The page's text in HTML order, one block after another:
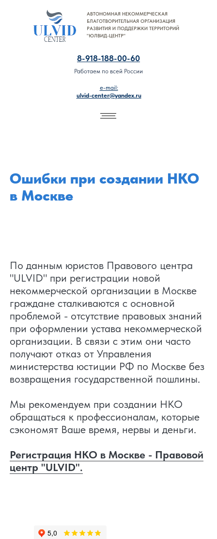
АВТОНОМНАЯ НЕКОММЕРЧЕСКАЯ
БЛАГОТВОРИТЕЛЬНАЯ ОРГАНИЗАЦИЯ
РАЗВИТИЯ И ПОДДЕРЖКИ ТЕРРИТОРИЙ
"ЮЛВИД-ЦЕНТР"
8-918-188-00-60
Работаем по всей России
e-mail:
ulvid-center@yandex.ru
8-918-188-00-60
Ошибки при создании НКО
в Москве
По данным юристов Правового центра
"ULVID" при регистрации новой
некоммерческой организации в Москве
граждане сталкиваются с основной
проблемой - отсутствие правовых знаний
при оформлении устава некоммерческой
организации. В связи с этим они часто
получают отказ от Управления
министерства юстиции РФ по Москве без
возвращения государственной пошлины.
Мы рекомендуем при создании НКО
обращаться к профессионалам, которые
сэкономят Ваше время, нервы и деньги.
Регистрация НКО в Москве - Правовой
центр "ULVID".